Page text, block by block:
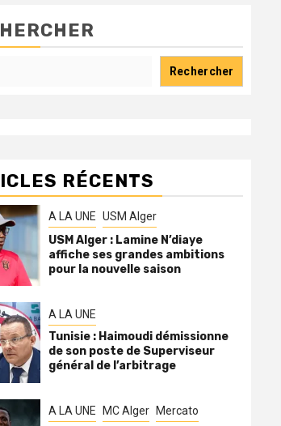
Rechercher
RÉCENTS
A LA UNE USM Alger
USM Alger : Lamine N’diaye
affiche ses grandes ambitions
pour la nouvelle saison
A LA UNE
Tunisie : Haimoudi démissionne
de son poste de Superviseur
général de l’arbitrage
A LA UNE MC Alger Mercato